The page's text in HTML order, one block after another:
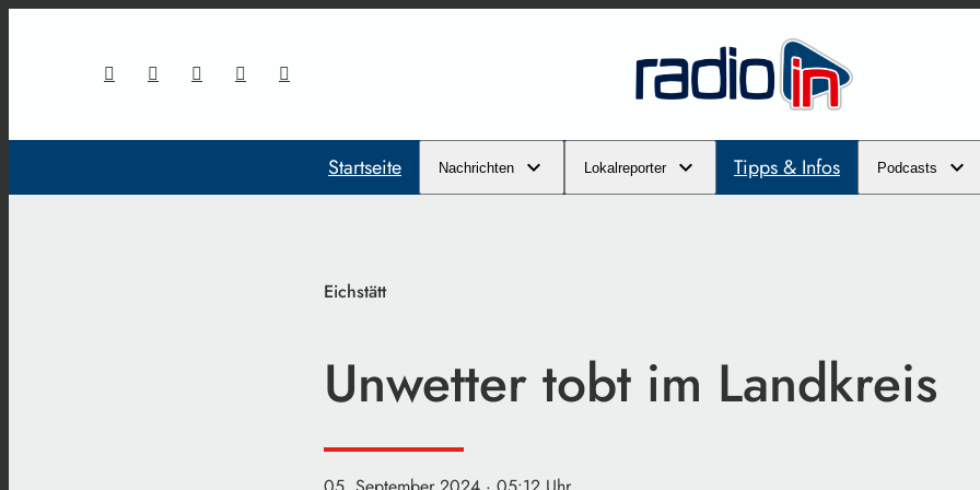
Startseite Nachrichten Lokalreporter Tipps & Infos Podcasts
Eichstätt
Unwetter tobt im Landkreis